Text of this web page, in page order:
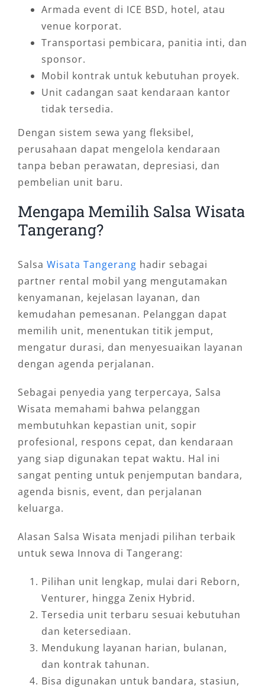
Armada event di ICE BSD, hotel, atau
venue korporat.
Transportasi pembicara, panitia inti, dan
sponsor.
Mobil kontrak untuk kebutuhan proyek.
Unit cadangan saat kendaraan kantor
tidak tersedia.
Dengan sistem sewa yang fleksibel,
perusahaan dapat mengelola kendaraan
tanpa beban perawatan, depresiasi, dan
pembelian unit baru.
Mengapa Memilih Salsa Wisata
Tangerang?
Salsa Wisata Tangerang hadir sebagai
partner rental mobil yang mengutamakan
kenyamanan, kejelasan layanan, dan
kemudahan pemesanan. Pelanggan dapat
memilih unit, menentukan titik jemput,
mengatur durasi, dan menyesuaikan layanan
dengan agenda perjalanan.
Sebagai penyedia yang terpercaya, Salsa
Wisata memahami bahwa pelanggan
membutuhkan kepastian unit, sopir
profesional, respons cepat, dan kendaraan
yang siap digunakan tepat waktu. Hal ini
sangat penting untuk penjemputan bandara,
agenda bisnis, event, dan perjalanan
keluarga.
Alasan Salsa Wisata menjadi pilihan terbaik
untuk sewa Innova di Tangerang:
Pilihan unit lengkap, mulai dari Reborn,
Venturer, hingga Zenix Hybrid.
Tersedia unit terbaru sesuai kebutuhan
dan ketersediaan.
Mendukung layanan harian, bulanan,
dan kontrak tahunan.
Bisa digunakan untuk bandara, stasiun,